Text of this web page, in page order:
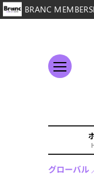
グローバル
BRANC